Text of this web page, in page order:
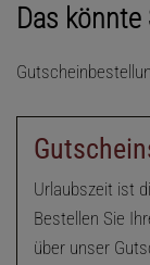
Das
Urlaubszeit ist
Bestellen Sie
über unser